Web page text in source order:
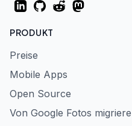
LinkedInGitHubRedditMastodon
PRODUKT
Preise
Mobile Apps
Open Source
Von Google Fotos